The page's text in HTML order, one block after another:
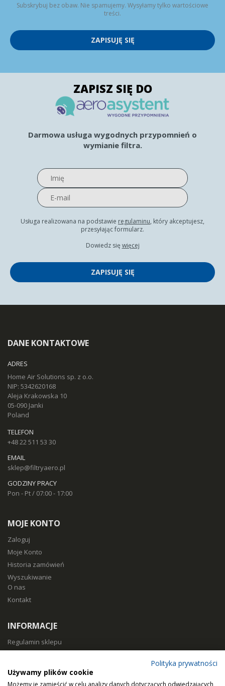
Subskrybuj bez obaw. Nie spamujemy. Wysyłamy tylko wartościowe
treści.
ZAPISUJĘ SIĘ
ZAPISZ SIĘ DO
Darmowa usługa wygodnych przypomnień o
wymianie filtra.
Usługa realizowana na podstawie regulaminu, który akceptujesz,
przesyłając formularz.
Dowiedz się więcej
ZAPISUJĘ SIĘ
DANE KONTAKTOWE
ADRES
Home Air Solutions sp. z o.o.
NIP: 5342620168
Aleja Krakowska 10
05-090 Janki
Poland
TELEFON
+48 22 511 53 30
EMAIL
sklep@filtryaero.pl
GODZINY PRACY
Pon - Pt / 07:00 - 17:00
MOJE KONTO
Zaloguj
Moje Konto
Historia zamówień
Wyszukiwanie
O nas
Kontakt
INFORMACJE
Regulamin sklepu
Koszty i czas dostawy
Polityka prywatności
Używamy plików cookie
Możemy je zamieścić w celu analizy danych dotyczących odwiedzających,